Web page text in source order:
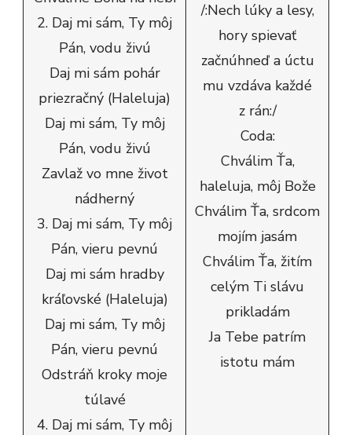
2. Daj mi sám, Ty môj
Pán, vodu živú
Daj mi sám pohár
priezračný (Haleluja)
Daj mi sám, Ty môj
Pán, vodu živú
Zavlaž vo mne život
nádherný
3. Daj mi sám, Ty môj
Pán, vieru pevnú
Daj mi sám hradby
kráľovské (Haleluja)
Daj mi sám, Ty môj
Pán, vieru pevnú
Odstráň kroky moje
túlavé
4. Daj mi sám, Ty môj
/:Nech lúky a lesy,
hory spievať
začnúhneď a úctu
mu vzdáva každé
z rán:/
Coda:
Chválim Ťa,
haleluja, môj Bože
Chválim Ťa, srdcom
mojím jasám
Chválim Ťa, žitím
celým Ti slávu
prikladám
Ja Tebe patrím
istotu mám